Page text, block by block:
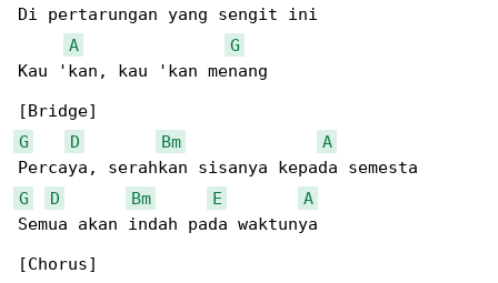
Di pertarungan yang sengit ini
A
G
Kau 'kan, kau 'kan menang
G
D Bm
A
G
D Bm E
A
Semua akan indah pada waktunya
[Chorus]